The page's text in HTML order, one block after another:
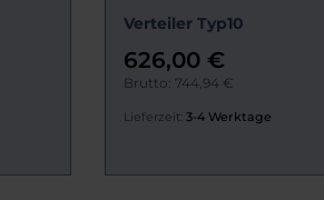
Verteiler Typ10
626,00 €
Brutto: 744,94 €
Lieferzeit: 3-4 Werktage